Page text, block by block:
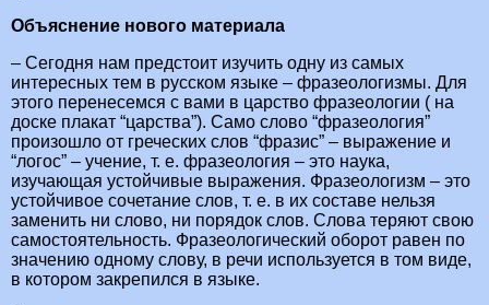
Объяснение нового материала
– Сегодня нам предстоит изучить одну из самых
интересных тем в русском языке – фразеологизмы. Для
этого перенесемся с вами в царство фразеологии ( на
доске плакат “царства”). Само слово “фразеология”
произошло от греческих слов “фразис” – выражение и
“логос” – учение, т. е. фразеология – это наука,
изучающая устойчивые выражения. Фразеологизм – это
устойчивое сочетание слов, т. е. в их составе нельзя
заменить ни слово, ни порядок слов. Слова теряют свою
самостоятельность. Фразеологический оборот равен по
значению одному слову, в речи используется в том виде,
в котором закрепился в языке.